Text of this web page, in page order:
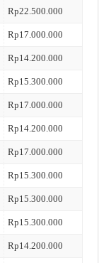
Rp22.500.000
Rp17.000.000
Rp14.200.000
Rp15.300.000
Rp17.000.000
Rp14.200.000
Rp17.000.000
Rp15.300.000
Rp15.300.000
Rp15.300.000
Rp14.200.000